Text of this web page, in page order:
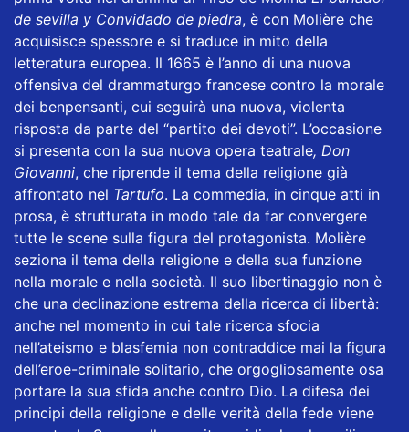
de sevilla y Convidado de piedra, è con Molière che
acquisisce spessore e si traduce in mito della
letteratura europea. Il 1665 è l’anno di una nuova
offensiva del drammaturgo francese contro la morale
dei benpensanti, cui seguirà una nuova, violenta
risposta da parte del “partito dei devoti”. L’occasione
si presenta con la sua nuova opera teatrale, Don
Giovanni, che riprende il tema della religione già
affrontato nel Tartufo. La commedia, in cinque atti in
prosa, è strutturata in modo tale da far convergere
tutte le scene sulla figura del protagonista. Molière
seziona il tema della religione e della sua funzione
nella morale e nella società. Il suo libertinaggio non è
che una declinazione estrema della ricerca di libertà:
anche nel momento in cui tale ricerca sfocia
nell’ateismo e blasfemia non contraddice mai la figura
dell’eroe-criminale solitario, che orgogliosamente osa
portare la sua sfida anche contro Dio. La difesa dei
principi della religione e delle verità della fede viene